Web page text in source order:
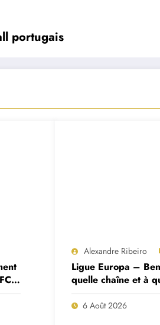
portugais
Alexandre Ribeiro
Ligue Europa –
quelle chaîne et à
match ?
6 Août 2026